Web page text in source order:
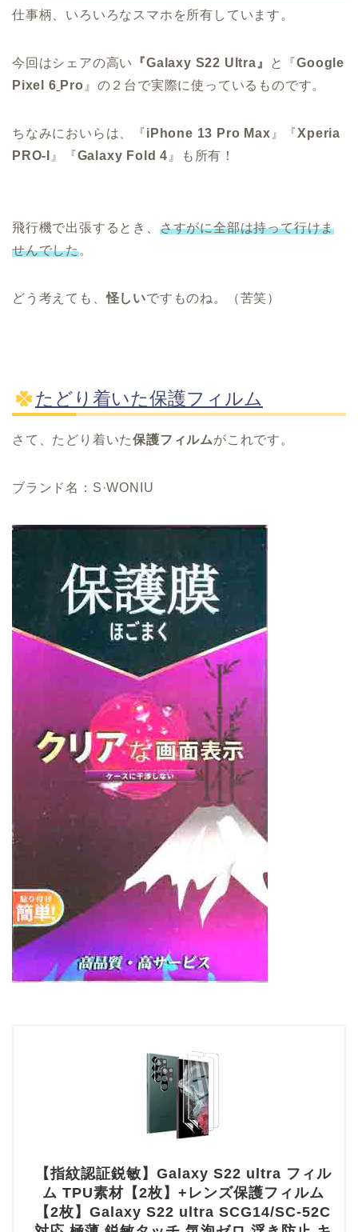
仕事柄、いろいろなスマホを所有しています。
今回はシェアの高い 『Galaxy S22 Ultra』 と『Google
Pixel 6 Pro 』の２台で実際に使っているものです。
ちなみにおいらは、『iPhone 13 Pro Max 』『Xperia
PRO-I 』『Galaxy Fold 4 』も所有！
飛行機で出張するとき、 さすがに全部は持って行けま
せんでした。
どう考えても、怪しいですものね。（苦笑）
たどり着いた保護フィルム
さて、たどり着いた保護フィルムがこれです。
ブランド名：S·WONIU
【指紋認証鋭敏】Galaxy S22 ultra フィル
ム TPU素材【2枚】+レンズ保護フィルム
【2枚】Galaxy S22 ultra SCG14/SC-52C